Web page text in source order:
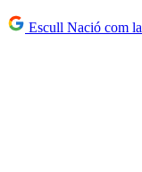
Escull Nació com